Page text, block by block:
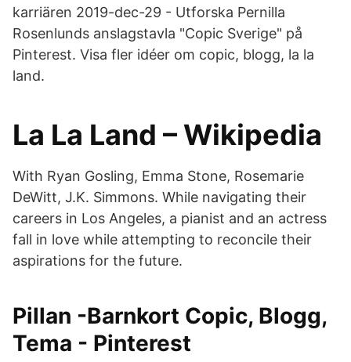
karriären 2019-dec-29 - Utforska Pernilla
Rosenlunds anslagstavla "Copic Sverige" på
Pinterest. Visa fler idéer om copic, blogg, la la
land.
La La Land – Wikipedia
With Ryan Gosling, Emma Stone, Rosemarie
DeWitt, J.K. Simmons. While navigating their
careers in Los Angeles, a pianist and an actress
fall in love while attempting to reconcile their
aspirations for the future.
Pillan -Barnkort Copic, Blogg,
Tema - Pinterest